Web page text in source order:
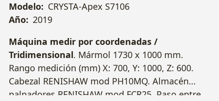
Modelo: CRYSTA-Apex S7106
Año: 2019
Máquina medir por coordenadas /
Tridimensional. Mármol 1730 x 1000 mm.
Rango medición (mm) X: 700, Y: 1000, Z: 600.
Cabezal RENISHAW mod PH10MQ. Almacén
palpadores RENISHAW mod FCR25. Paso entre